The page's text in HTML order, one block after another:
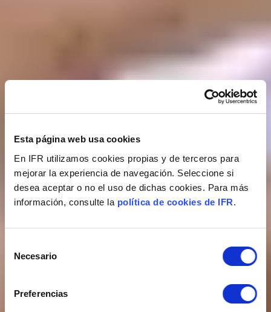
Esta página web usa cookies
En IFR utilizamos cookies propias y de terceros para
mejorar la experiencia de navegación. Seleccione si
desea aceptar o no el uso de dichas cookies. Para más
información, consulte la política de cookies de IFR.
Necesario
Preferencias
¿QUÉ NECESITA SU NEGOCIO
LOS 365 DÍAS DEL AÑO?